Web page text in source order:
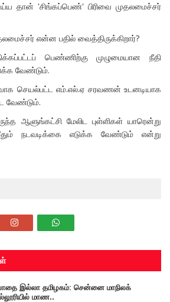
தான் 'சிங்கப்பெண்' பிரிவை முதலமைச்சர்
என்ன பதில் வைத்திருக்கிறார்?
பெண்ணிற்கு முழுமையான நீதி
வேண்டும்.
செயல்பட்ட எம்.எல்.ஏ சரவணன் உடனடியாக
வேண்டும்.
ஆளுங்கட்சி மேலிட புள்ளிகள் யாரென்று
நடவடிக்கை எடுக்க வேண்டும் என்று
இல்லா தமிழகம்: சென்னை மாநிலக்
மாண..